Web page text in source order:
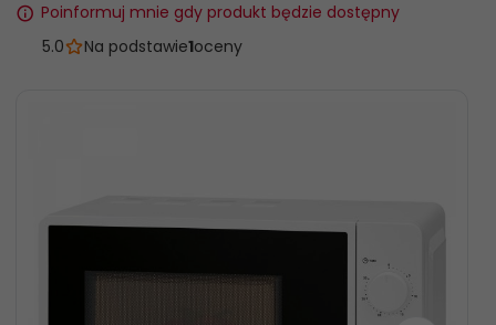
Poinformuj mnie gdy produkt będzie dostępny
5.0
Na podstawie1oceny